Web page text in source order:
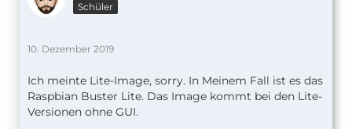
Schüler
10. Dezember 2019
Ich meinte Lite-Image, sorry. In Meinem Fall ist es das
Raspbian Buster Lite. Das Image kommt bei den Lite-
Versionen ohne GUI.